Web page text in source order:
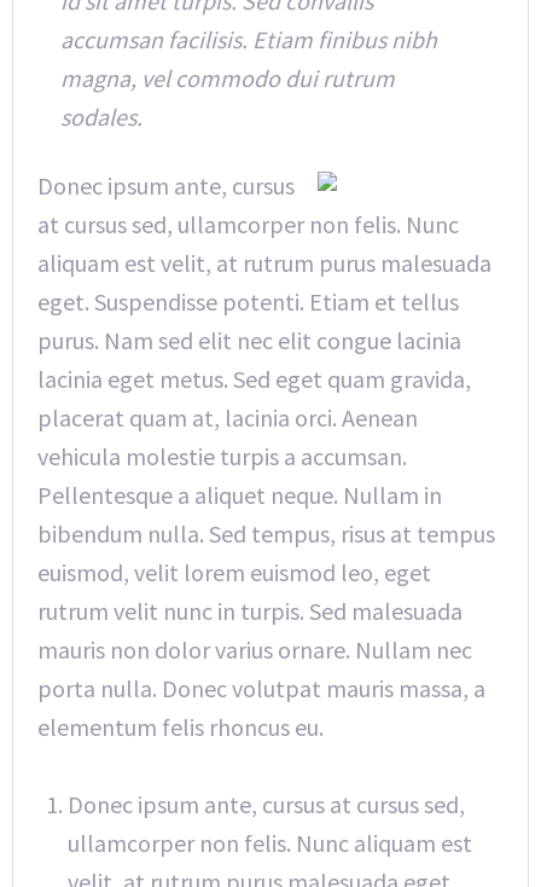
accumsan facilisis. Etiam finibus nibh
magna, vel commodo dui rutrum
sodales.
Donec ipsum ante, cursus
at cursus sed, ullamcorper non felis. Nunc
aliquam est velit, at rutrum purus malesuada
eget. Suspendisse potenti. Etiam et tellus
purus. Nam sed elit nec elit congue lacinia
lacinia eget metus. Sed eget quam gravida,
placerat quam at, lacinia orci. Aenean
vehicula molestie turpis a accumsan.
Pellentesque a aliquet neque. Nullam in
bibendum nulla. Sed tempus, risus at tempus
euismod, velit lorem euismod leo, eget
rutrum velit nunc in turpis. Sed malesuada
mauris non dolor varius ornare. Nullam nec
porta nulla. Donec volutpat mauris massa, a
elementum felis rhoncus eu.
Donec ipsum ante, cursus at cursus sed,
ullamcorper non felis. Nunc aliquam est